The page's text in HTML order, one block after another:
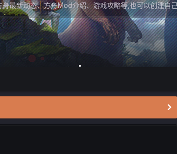
最新动态、方舟Mod介绍、游戏攻略等,也可以创建自